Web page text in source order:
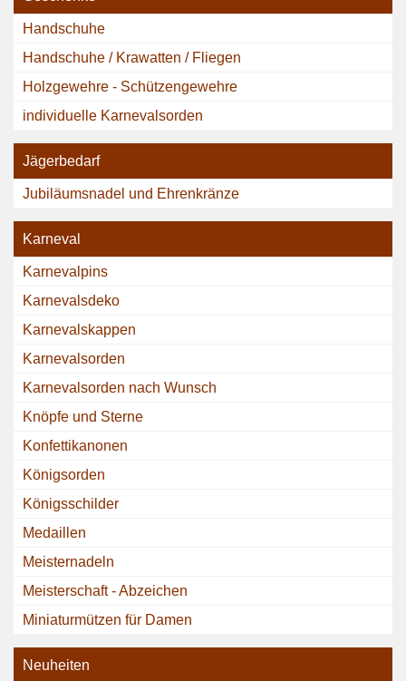
Handschuhe
Handschuhe / Krawatten / Fliegen
Holzgewehre - Schützengewehre
individuelle Karnevalsorden
Jägerbedarf
Jubiläumsnadel und Ehrenkränze
Karneval
Karnevalpins
Karnevalsdeko
Karnevalskappen
Karnevalsorden
Karnevalsorden nach Wunsch
Knöpfe und Sterne
Konfettikanonen
Königsorden
Königsschilder
Medaillen
Meisternadeln
Meisterschaft - Abzeichen
Miniaturmützen für Damen
Neuheiten